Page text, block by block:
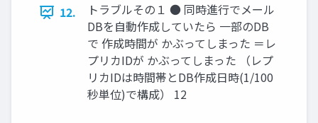
12.
トラブルその１ ● 同時進行でメール
DBを自動作成していたら 一部のDB
で 作成時間が かぶってしまった ＝レ
プリカIDが かぶってしまった （レプ
リカIDは時間帯とDB作成日時(1/100
秒単位)で構成） 12